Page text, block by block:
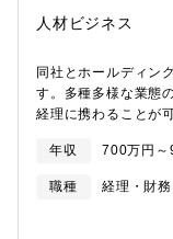
理業務全般をお任せ
味でギャップあり長
やすい環境実際に責
く、非常に柔らかく
売上高約3,000億円
／池袋勤務「作業型
人材ビジネス
同社とホールディン
す。多種多様な業態
経理に携わることが
内容」■伝票起票■現
体、子会社の月次・
には、ホールディン
ます。★業務スキル
年収 700万円～
職種
経理・財